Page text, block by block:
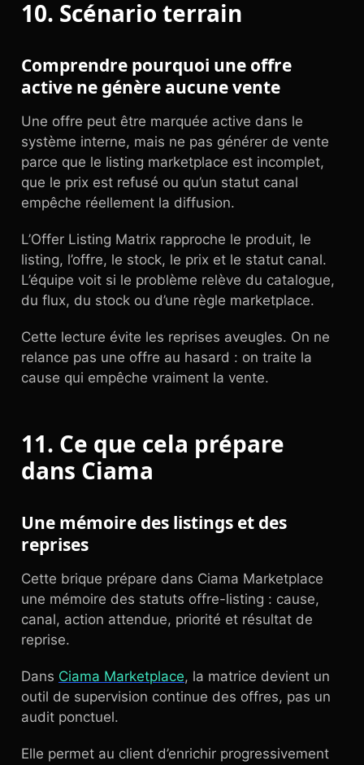
10. Scénario terrain
Comprendre pourquoi une offre
active ne génère aucune vente
Une offre peut être marquée active dans le
système interne, mais ne pas générer de vente
parce que le listing marketplace est incomplet,
que le prix est refusé ou qu’un statut canal
empêche réellement la diffusion.
L’Offer Listing Matrix rapproche le produit, le
listing, l’offre, le stock, le prix et le statut canal.
L’équipe voit si le problème relève du catalogue,
du flux, du stock ou d’une règle marketplace.
Cette lecture évite les reprises aveugles. On ne
relance pas une offre au hasard : on traite la
cause qui empêche vraiment la vente.
11. Ce que cela prépare
dans Ciama
Une mémoire des listings et des
reprises
Cette brique prépare dans Ciama Marketplace
une mémoire des statuts offre-listing : cause,
canal, action attendue, priorité et résultat de
reprise.
Dans Ciama Marketplace, la matrice devient un
outil de supervision continue des offres, pas un
audit ponctuel.
Elle permet au client d’enrichir progressivement